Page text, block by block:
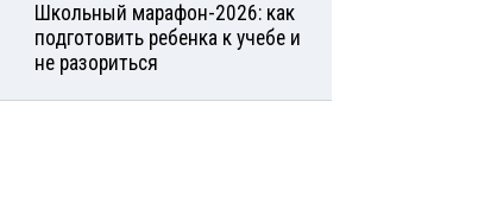
Школьный марафон-2026: как
подготовить ребенка к учебе и
не разориться